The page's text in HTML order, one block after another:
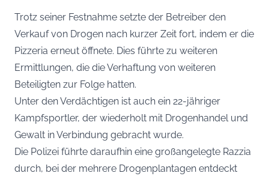
Trotz seiner Festnahme setzte der Betreiber den
Verkauf von Drogen nach kurzer Zeit fort, indem er die
Pizzeria erneut öffnete. Dies führte zu weiteren
Ermittlungen, die die Verhaftung von weiteren
Beteiligten zur Folge hatten.
Unter den Verdächtigen ist auch ein 22-jähriger
Kampfsportler, der wiederholt mit Drogenhandel und
Gewalt in Verbindung gebracht wurde.
Die Polizei führte daraufhin eine großangelegte Razzia
durch, bei der mehrere Drogenplantagen entdeckt